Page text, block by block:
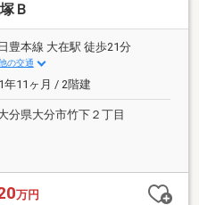
Ｂ
日豊本線 大在駅 徒歩21分
の交通
年11ヶ月 / 2階建
分県大分市竹下２丁目
万円